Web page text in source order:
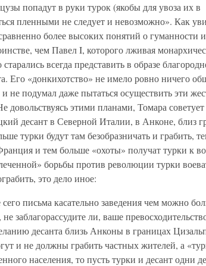
попадут в руки турок (якобы для увоза их в
пленными не следует и невозможно». Как
более высоких понятий о гуманности
чем Павел I, которого лживая
всегда представить в образе
Его «донкихотство» не имело ровно ничего
подумал даже пытаться осуществить эти
довольствуясь этими планами, Томара советует
десант в Северной Италии, в Анконе, близ
турки будут там безобразничать и грабить,
и тем больше «охоты» получат турки к
борьбы против революции турки
это дело иное:
письма касательно заведения чем можно
заблагорассудите ли, ваше
десанта близь Анконы в границах
и не должны грабить частных жителей, а
населения, то пусть турки и десант одни